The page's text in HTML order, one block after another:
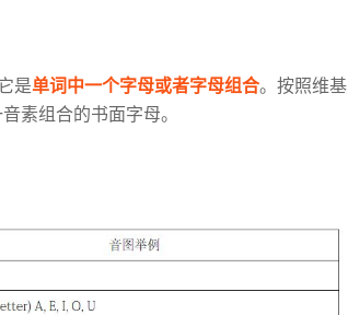
是单词中一个字母或者字母组合。按照维基
素组合的书面字母。